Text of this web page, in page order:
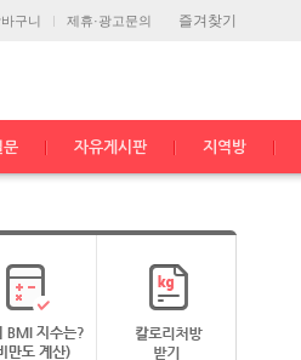
즐겨찾기
구니 제휴·광고문의
문 자유게시판 지역방